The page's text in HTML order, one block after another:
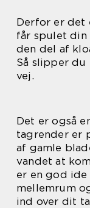
Derfor er det
får spulet
den del af
Så slipper
vej.
Det er også
tagrender er
af gamle
vandet at
er en god
mellemrum
ind over dit